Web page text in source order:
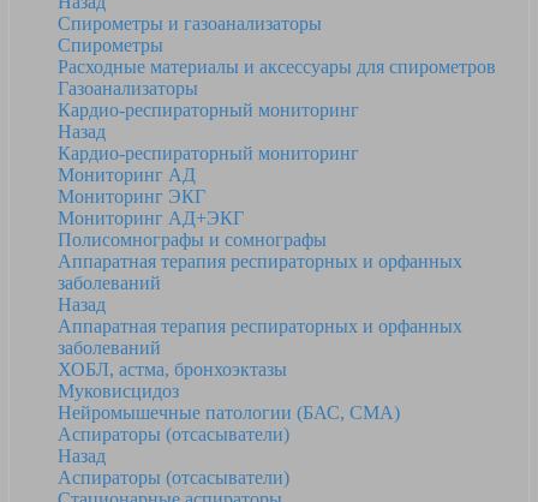
Спирометры и газоанализаторы
Спирометры
Расходные материалы и аксессуары для спирометров
Газоанализаторы
Кардио-респираторный мониторинг
Назад
Кардио-респираторный мониторинг
Мониторинг АД
Мониторинг ЭКГ
Мониторинг АД+ЭКГ
Полисомнографы и сомнографы
Аппаратная терапия респираторных и орфанных
заболеваний
Назад
Аппаратная терапия респираторных и орфанных
заболеваний
ХОБЛ, астма, бронхоэктазы
Муковисцидоз
Нейромышечные патологии (БАС, СМА)
Аспираторы (отсасыватели)
Назад
Аспираторы (отсасыватели)